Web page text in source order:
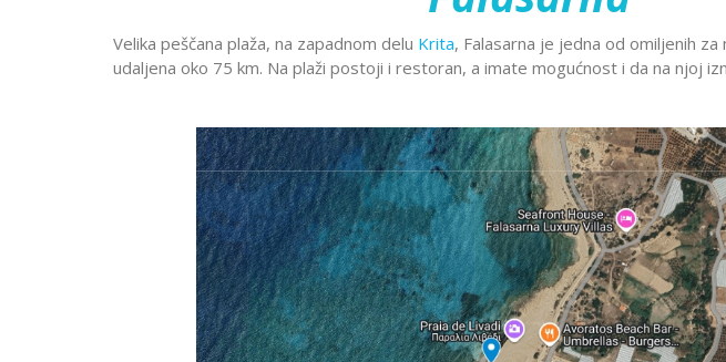
Krstarenje
guletom
Dubrovnik
Jadranska
Aja Napa i
Protaras
Limasol
Larnaka
Hurgada
Šarm El Šeik
Krstarenje
Nilom
Ohrid
Prag
Pariz Peruđa
Provansa
Stokholm
Švajcarska Skandinavija
Sankt
Petersburg
Trebinje
Trst Venecija
Valensija
Velika peščana plaža, na zapadnom delu Krita, Falasarna je jedna od omiljenih
udaljena oko 75 km. Na plaži postoji i restoran, a imate mogućnost i da na njoj